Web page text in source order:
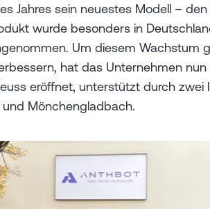
Jahres sein neuestes Modell –
wurde besonders in
Um diesem Wachstum
hat das Unternehmen
eröffnet, unterstützt durch zwei
Mönchengladbach.